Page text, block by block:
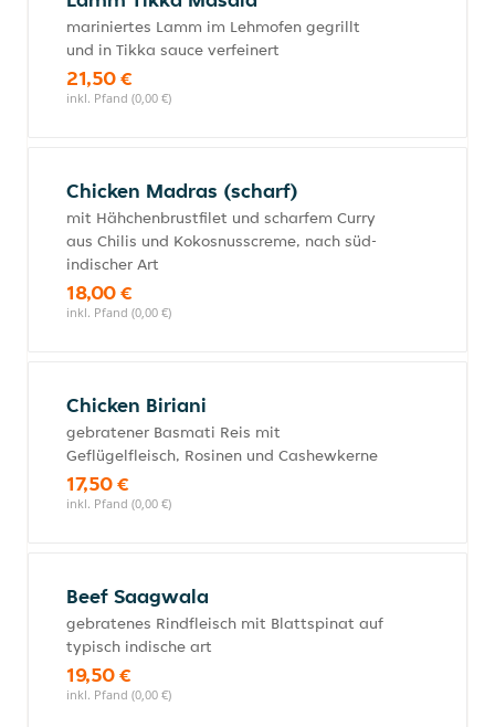
mariniertes Lamm im Lehmofen gegrillt
und in Tikka sauce verfeinert
21,50 €
inkl. Pfand (0,00 €)
Chicken Madras (scharf)
mit Hähchenbrustfilet und scharfem Curry
aus Chilis und Kokosnusscreme, nach süd-
indischer Art
18,00 €
inkl. Pfand (0,00 €)
Chicken Biriani
gebratener Basmati Reis mit
Geflügelfleisch, Rosinen und Cashewkerne
17,50 €
inkl. Pfand (0,00 €)
Beef Saagwala
gebratenes Rindfleisch mit Blattspinat auf
typisch indische art
19,50 €
inkl. Pfand (0,00 €)